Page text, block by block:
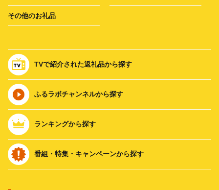
その他のお礼品
TVで紹介された返礼品から探す
ふるラボチャンネルから探す
ランキングから探す
番組・特集・キャンペーンから探す